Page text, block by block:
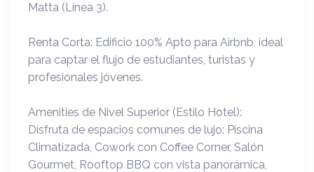
Matta (Línea 3).
Renta Corta: Edificio 100% Apto para Airbnb, ideal
para captar el flujo de estudiantes, turistas y
profesionales jóvenes.
Amenities de Nivel Superior (Estilo Hotel):
Disfruta de espacios comunes de lujo: Piscina
Climatizada, Cowork con Coffee Corner, Salón
Gourmet, Rooftop BBQ con vista panorámica,